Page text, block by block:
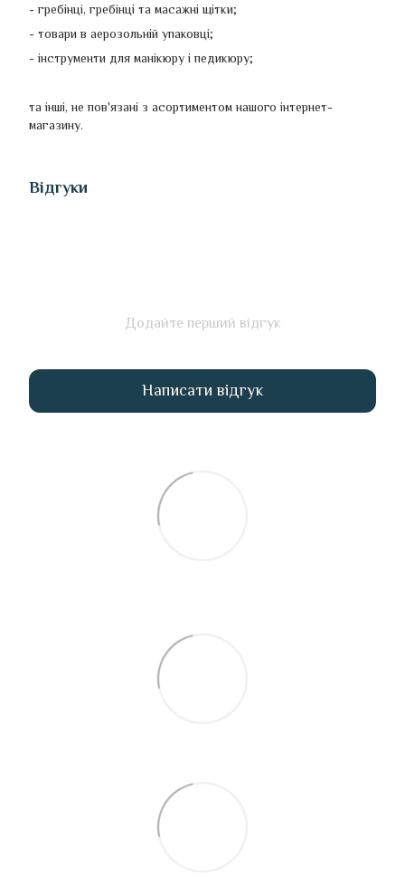
- гребінці, гребінці та масажні щітки;
- товари в аерозольній упаковці;
- інструменти для манікюру і педикюру;
та інші, не пов'язані з асортиментом нашого інтернет-
магазину.
Відгуки
Додайте перший відгук
Написати відгук